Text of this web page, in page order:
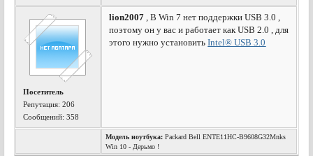
Посетитель
Репутация:206
Сообщений: 358
lion2007 , В Win 7 нет поддержки USB 3.0 ,
поэтому он у вас и работает как USB 2.0 , для
этого нужно установитьIntel® USB 3.0
Модель ноутбука: Packard Bell ENTE11HC-B9608G32Mnks
Win 10 - Дерьмо !